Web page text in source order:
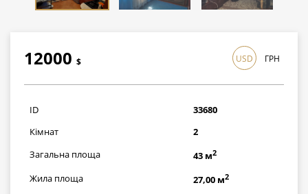
12000 $
348000грн
USD ГРН
ID
33680
Кімнат
2
Загальна площа
43 м2
Жила площа 27,00 м2